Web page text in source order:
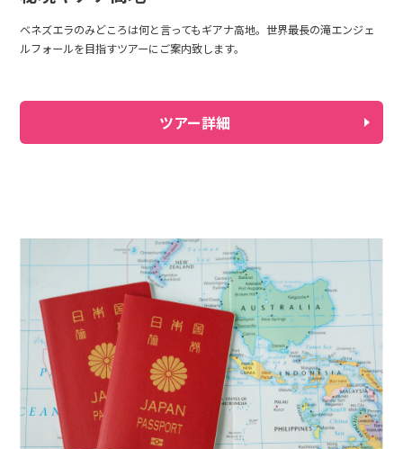
ベネズエラのみどころは何と言ってもギアナ高地。世界最長の滝エンジェ
ルフォールを目指すツアーにご案内致します。
ツアー詳細